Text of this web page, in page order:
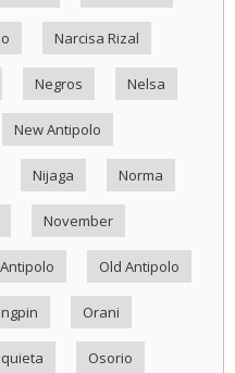
Narcisa Rizal
Negros Nelsa
New Antipolo
Nijaga Norma
November
Old Antipolo
Orani
Osorio